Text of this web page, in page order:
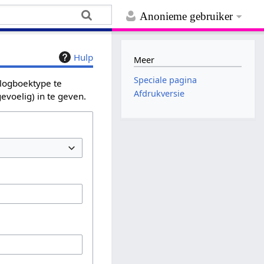
Anonieme gebruiker
Hulp
te
in te geven.
Meer
Speciale pagina
Afdrukversie